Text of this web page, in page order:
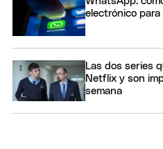
electrónico
Las dos series
Netflix y son
semana